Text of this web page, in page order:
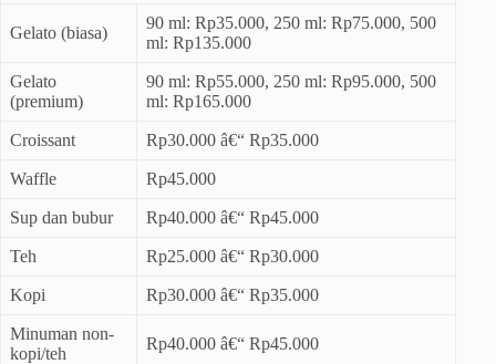
Gelato (biasa)
90 ml: Rp35.000, 250 ml: Rp75.000, 500
ml: Rp135.000
Gelato
(premium)
90 ml: Rp55.000, 250 ml: Rp95.000, 500
ml: Rp165.000
Croissant Rp30.000 â€“ Rp35.000
Waffle Rp45.000
Sup dan bubur Rp40.000 â€“ Rp45.000
Teh Rp25.000 â€“ Rp30.000
Kopi Rp30.000 â€“ Rp35.000
Minuman non-
kopi/teh
Rp40.000 â€“ Rp45.000